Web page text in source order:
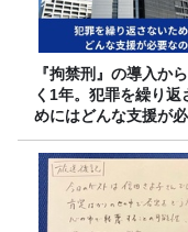
『拘禁刑』の導入か
く1年。犯罪を繰り返
めにはどんな支援が
か